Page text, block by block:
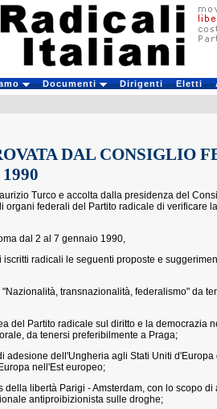
Documenti Dirigenti Eletti
DAL CONSIGLIO
Turco e accolta dalla presidenza del
federali del Partito radicale di verificare
dal 2 al 7 gennaio 1990,
radicali le seguenti proposte e
transnazionalità, federalismo" da
del Partito radicale sul diritto e la democrazia
da tenersi preferibilmente a Praga;
adesione dell'Ungheria agli Stati Uniti d'Europa
nell'Est europeo;
libertà Parigi - Amsterdam, con lo scopo di
antiproibizionista sulle droghe;